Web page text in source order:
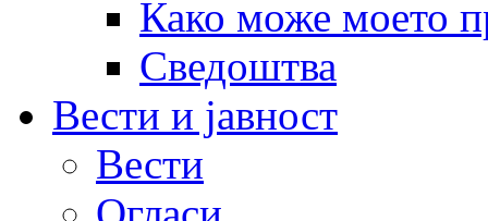
Како може моето
Сведоштва
Вести и јавност
Вести